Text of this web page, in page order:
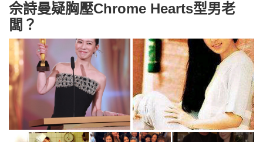
佘詩曼疑胸壓Chrome Hearts型男老
闆？